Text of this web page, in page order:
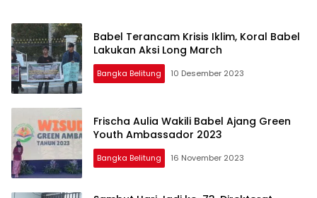
Babel Terancam Krisis Iklim, Koral Babel
Lakukan Aksi Long March
Bangka Belitung 10 Desember 2023
Frischa Aulia Wakili Babel Ajang Green
Youth Ambassador 2023
Bangka Belitung 16 November 2023